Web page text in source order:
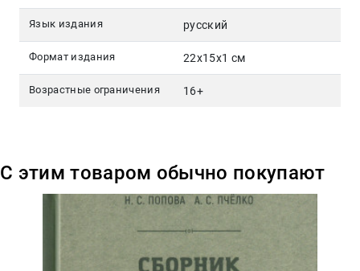
Язык издания русский
Формат издания 22x15x1 см
Возрастные ограничения 16+
С этим товаром обычно покупают